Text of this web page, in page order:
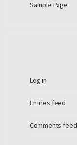
Sample Page
Log in
Entries feed
Comments feed